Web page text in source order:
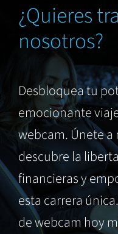
¿Quieres
nosotros?
Desbloquea tu
emocionante
webcam. Únete
descubre la
financieras y
esta carrera
de webcam hoy